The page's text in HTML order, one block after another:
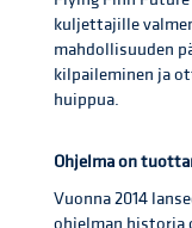
kuljettajille
mahdollisuuden
kilpaileminen ja
huippua.
Ohjelma on
Vuonna 2014